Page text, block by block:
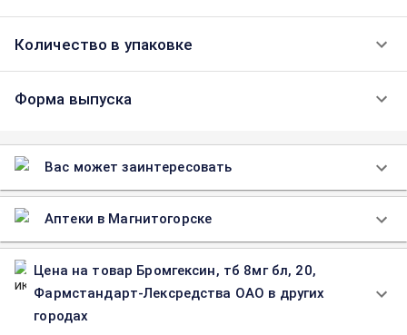
Количество в упаковке
Форма выпуска
Вас может заинтересовать
Аптеки в Магнитогорске
Цена на товар Бромгексин, тб 8мг бл, 20,
Фармстандарт-Лексредства ОАО в других
городах